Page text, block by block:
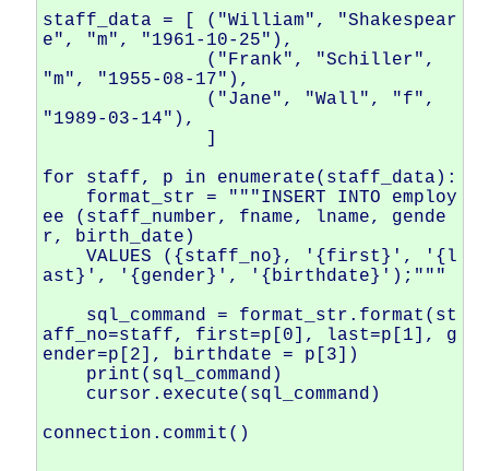
staff_data = [ ("William", "Shakespear
e", "m", "1961-10-25"),
"m", "1955-08-17"),
"1989-03-14"),
for staff, p in enumerate(staff_data):
ee (staff_number, fname, lname, gende
r, birth_date)
ast}', '{gender}', '{birthdate}');"""
aff_no=staff, first=p[0], last=p[1], g
ender=p[2], birthdate = p[3])
connection.commit()